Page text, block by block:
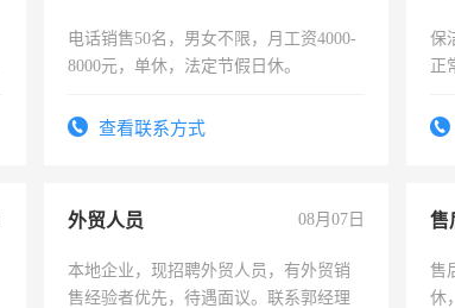
电话销售50名，男女不限，月工资4000-
8000元，单休，法定节假日休。
查看联系方式
保
正
录
外贸人员 08月07日
本地企业，现招聘外贸人员，有外贸销
售经验者优先，待遇面议。联系郭经理
售
售
休